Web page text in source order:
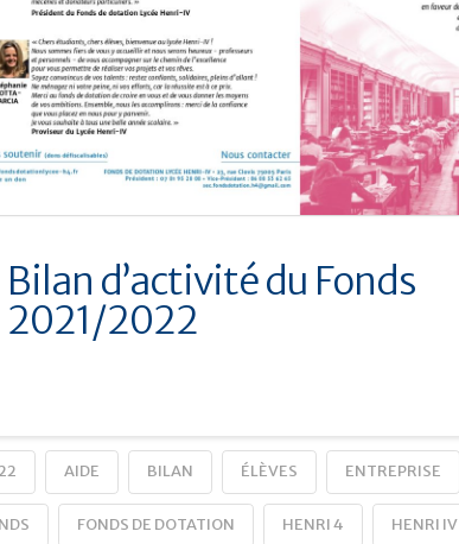
Bilan d’activité du Fonds
2021/2022
AIDE BILAN ÉLÈVES ENTREPRISE
FONDS DE DOTATION HENRI 4 HENRI IV